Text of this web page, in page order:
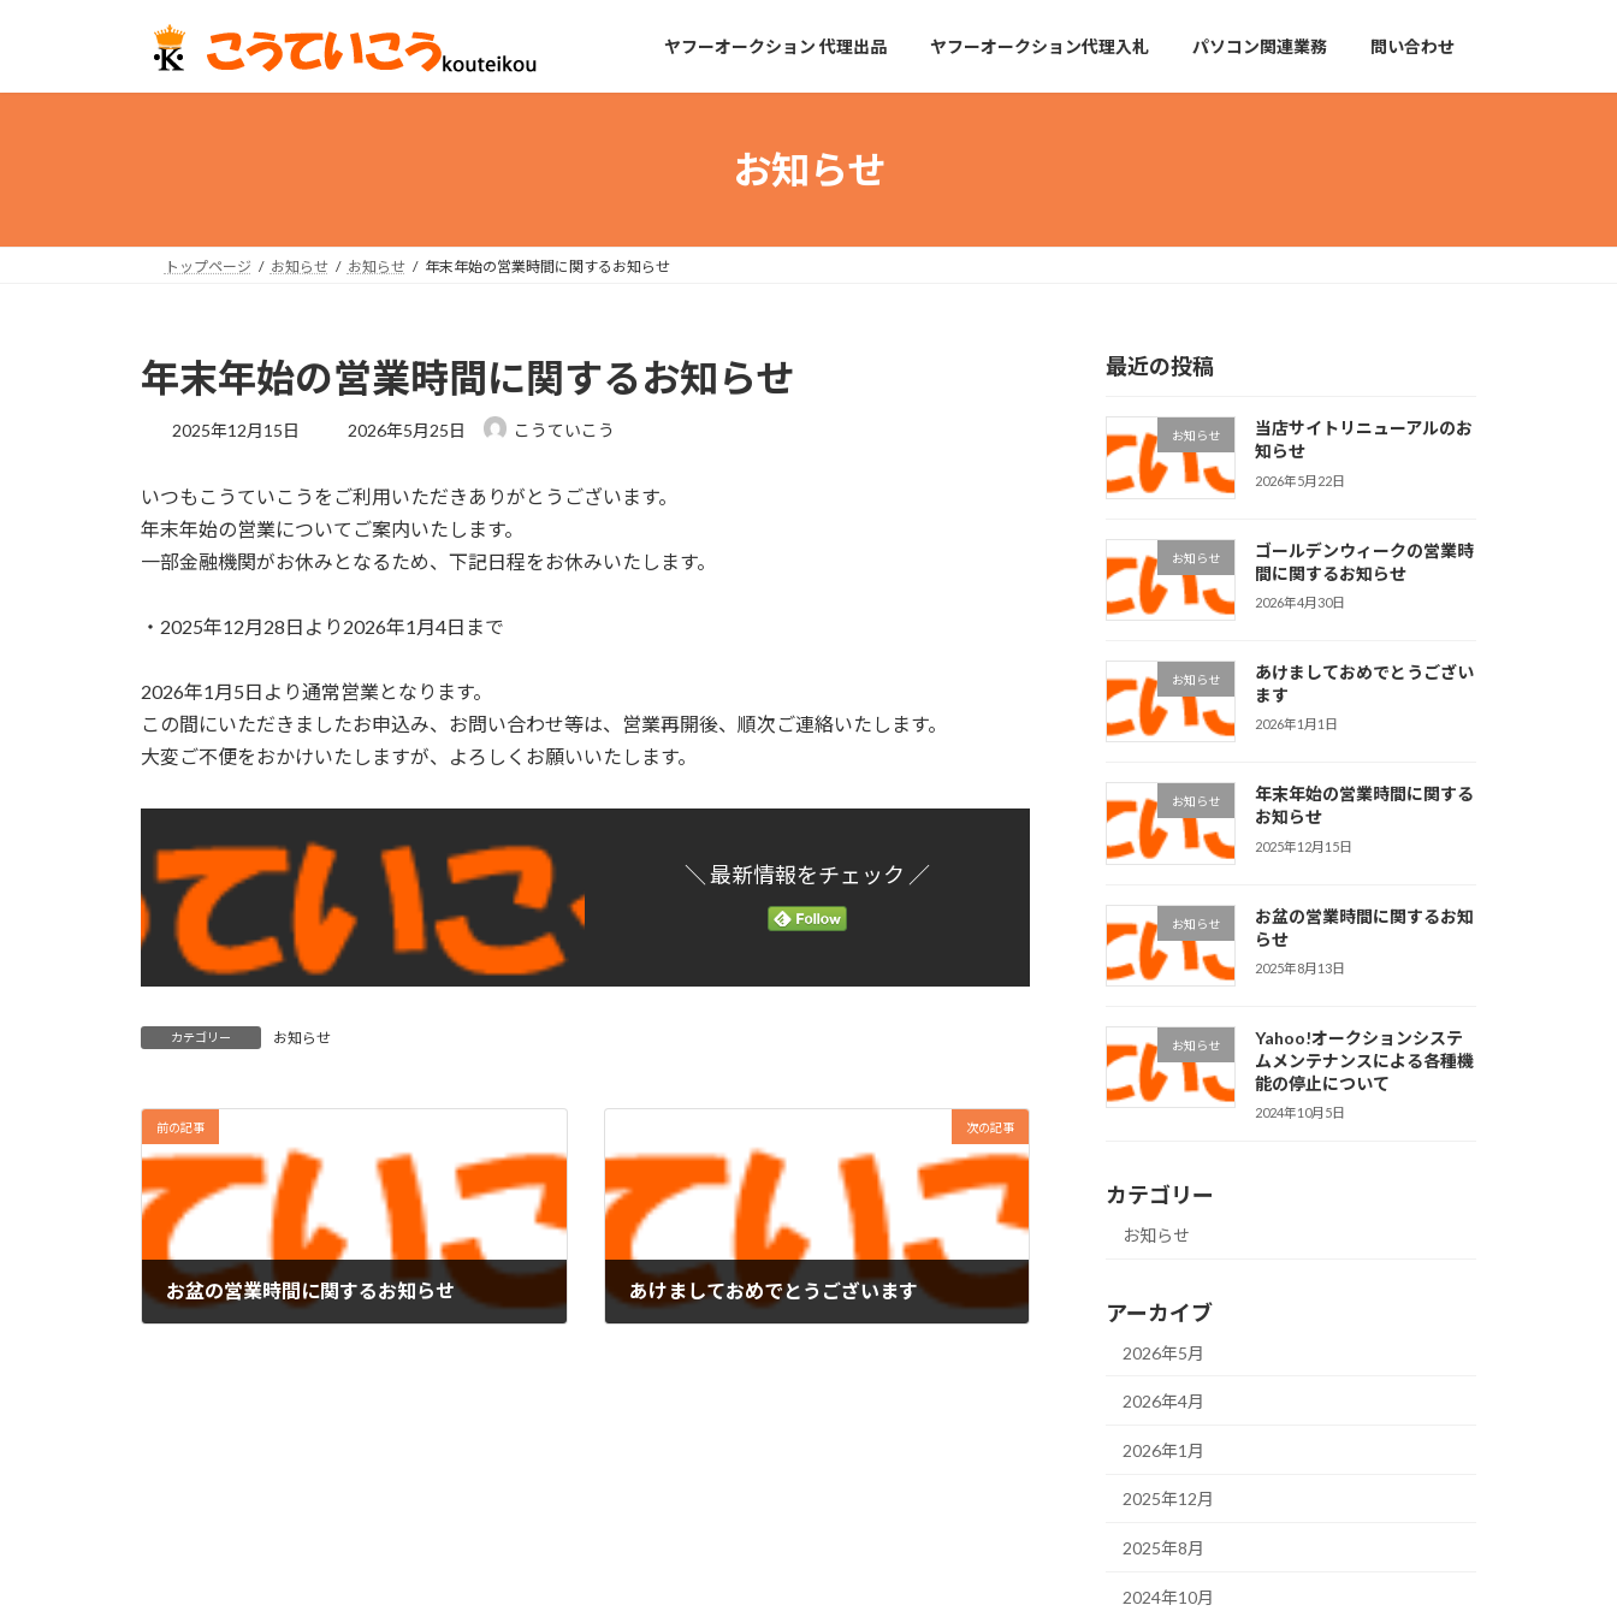
ン
ッ
ー
移
ヤフーオークション 代理出品 ヤフーオークション代理入札 パソコン関連業務 問い合わせ
お知らせ
トップページ お知らせ お知らせ 年末年始の営業時間に関するお知らせ
年末年始の営業時間に関するお知らせ
2025年12月15日
最
新
日
:
2026年5月25日 こうていこう
いつもこうていこうをご利用いただきありがとうございます。
年末年始の営業についてご案内いたします。
一部金融機関がお休みとなるため、下記日程をお休みいたします。
・2025年12月28日より2026年1月4日まで
2026年1月5日より通常営業となります。
この間にいただきましたお申込み、お問い合わせ等は、営業再開後、順次ご連絡いたします。
大変ご不便をおかけいたしますが、よろしくお願いいたします。
＼ 最新情報をチェック ／
カテゴリー お知らせ
前の記事
お盆の営業時間に関するお知らせ
次の記事
あけましておめでとうございます
最近の投稿
お知らせ
当店サイトリニューアルのお
知らせ
2026年5月22日
お知らせ
ゴールデンウィークの営業時
間に関するお知らせ
2026年4月30日
お知らせ
あけましておめでとうござい
ます
2026年1月1日
お知らせ
年末年始の営業時間に関する
お知らせ
2025年12月15日
お知らせ
お盆の営業時間に関するお知
らせ
2025年8月13日
お知らせ
Yahoo!オークションシステ
ムメンテナンスによる各種機
能の停止について
2024年10月5日
カテゴリー
お知らせ
アーカイブ
2026年5月
2026年4月
2026年1月
2025年12月
2025年8月
2024年10月